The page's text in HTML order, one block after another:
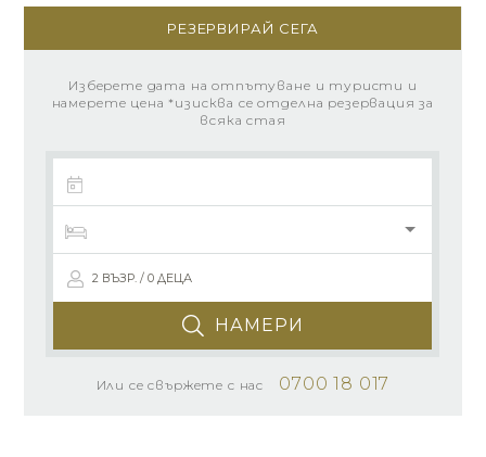
РЕЗЕРВИРАЙ СЕГА
Изберете дата на отпътуване и туристи и
намерете цена *изисква се отделна резервация за
всяка стая
2 ВЪЗР. / 0 ДЕЦА
НАМЕРИ
Или се свържете с нас 0700 18 017